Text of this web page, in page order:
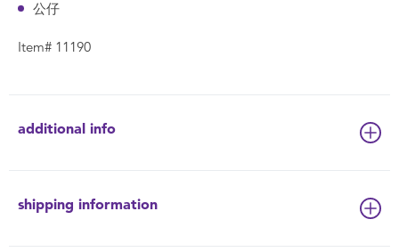
公仔
Item# 11190
additional info
shipping information